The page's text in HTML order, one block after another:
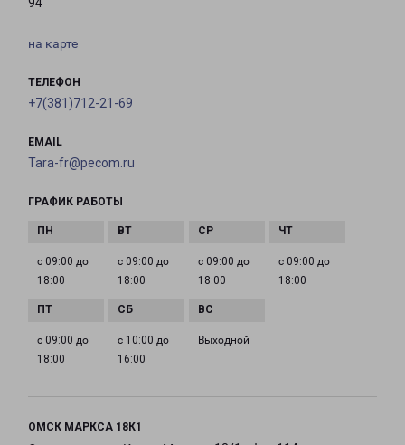
94
на карте
ТЕЛЕФОН
+7(381)712-21-69
EMAIL
Tara-fr@pecom.ru
ГРАФИК РАБОТЫ
с 09:00 до
18:00
с 09:00 до
18:00
с 09:00 до
18:00
с 09:00 до
18:00
с 09:00 до
18:00
с 10:00 до
16:00
Выходной
ОМСК МАРКСА 18К1